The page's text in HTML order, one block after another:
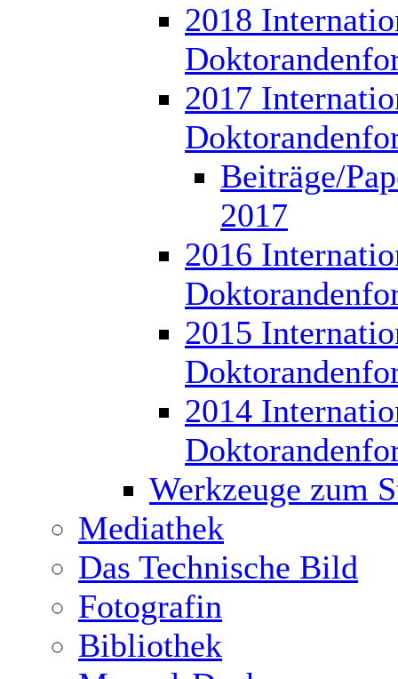
2018
2017
Beiträge/
2017
2016
2015
2014
Werkzeuge zum
Mediathek
Das Technische Bild
Fotografin
Bibliothek